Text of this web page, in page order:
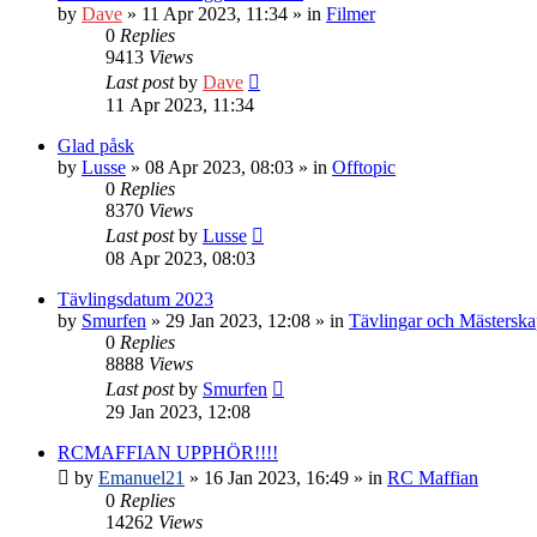
by Dave » 11 Apr 2023, 11:34 » in Filmer
0 Replies
9413 Views
Last postby Dave
11 Apr 2023, 11:34
Glad påsk
by Lusse » 08 Apr 2023, 08:03 » in Offtopic
0 Replies
8370 Views
Last postby Lusse
08 Apr 2023, 08:03
Tävlingsdatum 2023
by Smurfen » 29 Jan 2023, 12:08 » in Tävlingar och
0 Replies
8888 Views
Last postby Smurfen
29 Jan 2023, 12:08
RCMAFFIAN UPPHÖR!!!!
by Emanuel21 » 16 Jan 2023, 16:49 » in RC Maffian
0 Replies
14262 Views